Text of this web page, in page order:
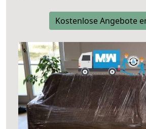
Kostenlose Angebote